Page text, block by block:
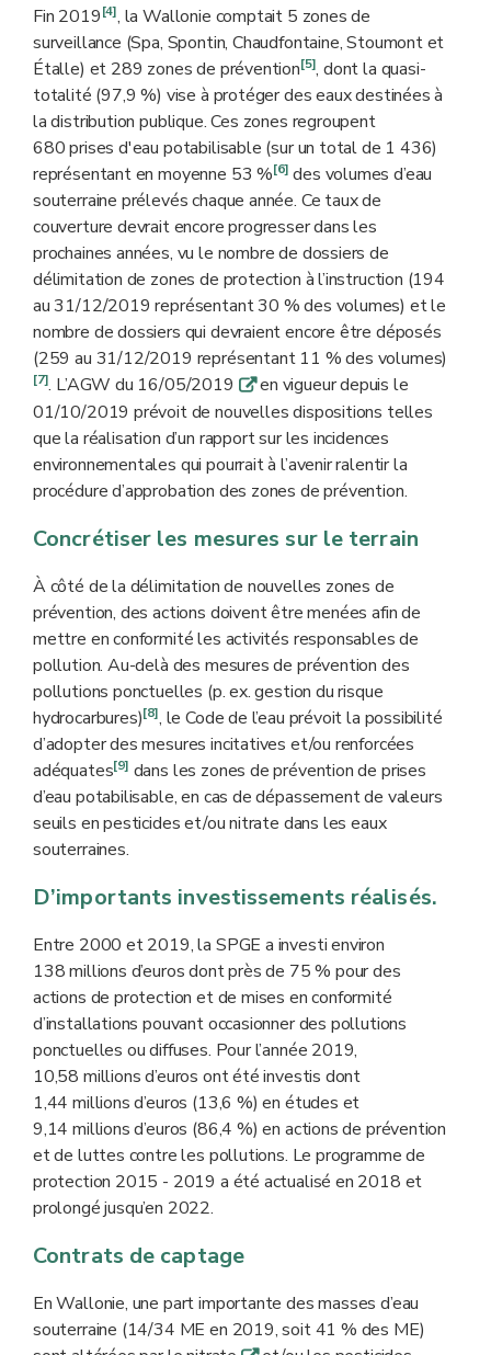
Fin 2019[4], la Wallonie comptait 5 zones de
surveillance (Spa, Spontin, Chaudfontaine, Stoumont et
Étalle) et 289 zones de prévention[5], dont la quasi-
totalité (97,9 %) vise à protéger des eaux destinées à
la distribution publique. Ces zones regroupent
680 prises d'eau potabilisable (sur un total de 1 436)
représentant en moyenne 53 %[6] des volumes d’eau
souterraine prélevés chaque année. Ce taux de
couverture devrait encore progresser dans les
prochaines années, vu le nombre de dossiers de
délimitation de zones de protection à l’instruction (194
au 31/12/2019 représentant 30 % des volumes) et le
nombre de dossiers qui devraient encore être déposés
(259 au 31/12/2019 représentant 11 % des volumes)
[7]. L’AGW du 16/05/2019 qen vigueur depuis le
01/10/2019 prévoit de nouvelles dispositions telles
que la réalisation d’un rapport sur les incidences
environnementales qui pourrait à l’avenir ralentir la
procédure d’approbation des zones de prévention.
Concrétiser les mesures sur le terrain
À côté de la délimitation de nouvelles zones de
prévention, des actions doivent être menées afin de
mettre en conformité les activités responsables de
pollution. Au-delà des mesures de prévention des
pollutions ponctuelles (p. ex. gestion du risque
hydrocarbures)[8], le Code de l’eau prévoit la possibilité
d’adopter des mesures incitatives et/ou renforcées
adéquates[9] dans les zones de prévention de prises
d’eau potabilisable, en cas de dépassement de valeurs
seuils en pesticides et/ou nitrate dans les eaux
souterraines.
D’importants investissements réalisés.
Entre 2000 et 2019, la SPGE a investi environ
138 millions d’euros dont près de 75 % pour des
actions de protection et de mises en conformité
d’installations pouvant occasionner des pollutions
ponctuelles ou diffuses. Pour l’année 2019,
10,58 millions d’euros ont été investis dont
1,44 millions d’euros (13,6 %) en études et
9,14 millions d’euros (86,4 %) en actions de prévention
et de luttes contre les pollutions. Le programme de
protection 2015 - 2019 a été actualisé en 2018 et
prolongé jusqu’en 2022.
Contrats de captage
En Wallonie, une part importante des masses d’eau
souterraine (14/34 ME en 2019, soit 41 % des ME)